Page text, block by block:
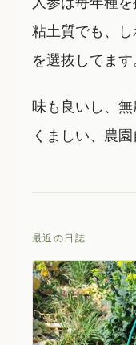
粘土質でも、
を選抜してます
味も良いし、
くましい、農園
最近の日誌